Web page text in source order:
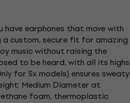
earphones that move with
custom, secure fit for amazing
music without raising the
to be heard, with all its highs
for Sx models) ensures sweaty
Medium Diameter at
foam, thermoplastic